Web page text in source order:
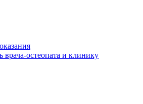
врача-остеопата и клинику